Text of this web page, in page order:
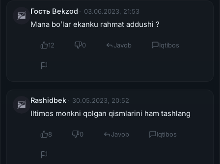
Гость Bekzod 03.06.2023, 21:53
Mana boʻlar ekanku rahmat addushi ?
12 0 Javob Iqtibos
Rashidbek 30.05.2023, 20:52
Iltimos monkni qolgan qismlarini ham tashlang
8 0 Javob Iqtibos